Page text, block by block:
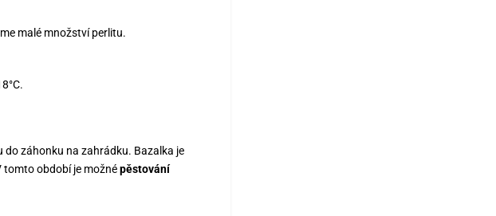
malé množství perlitu.
do záhonku na zahrádku. Bazalka je
tomto období je možnépěstování